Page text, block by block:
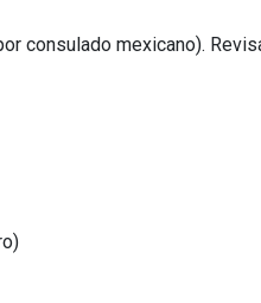
consulado mexicano).